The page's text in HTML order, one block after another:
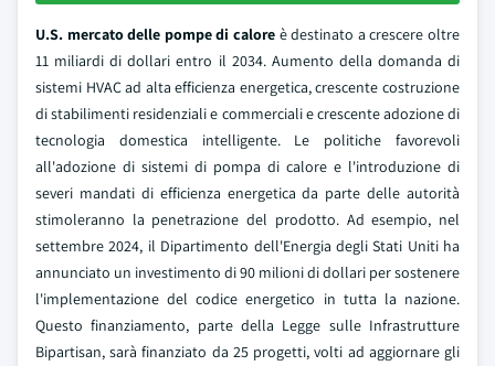
U.S. mercato delle pompe di calore è destinato a crescere oltre
11 miliardi di dollari entro il 2034. Aumento della domanda di
sistemi HVAC ad alta efficienza energetica, crescente costruzione
di stabilimenti residenziali e commerciali e crescente adozione di
tecnologia domestica intelligente. Le politiche favorevoli
all'adozione di sistemi di pompa di calore e l'introduzione di
severi mandati di efficienza energetica da parte delle autorità
stimoleranno la penetrazione del prodotto. Ad esempio, nel
settembre 2024, il Dipartimento dell'Energia degli Stati Uniti ha
annunciato un investimento di 90 milioni di dollari per sostenere
l'implementazione del codice energetico in tutta la nazione.
Questo finanziamento, parte della Legge sulle Infrastrutture
Bipartisan, sarà finanziato da 25 progetti, volti ad aggiornare gli